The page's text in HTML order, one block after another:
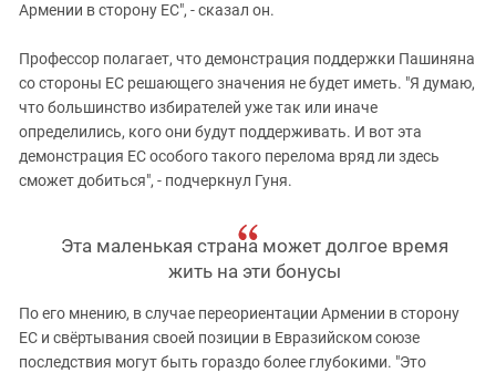
Армении в сторону ЕС", - сказал он.
Профессор полагает, что демонстрация поддержки Пашиняна
со стороны ЕС решающего значения не будет иметь. "Я думаю,
что большинство избирателей уже так или иначе
определились, кого они будут поддерживать. И вот эта
демонстрация ЕС особого такого перелома вряд ли здесь
сможет добиться", - подчеркнул Гуня.
Эта маленькая страна может долгое время
жить на эти бонусы
По его мнению, в случае переориентации Армении в сторону
ЕС и свёртывания своей позиции в Евразийском союзе
последствия могут быть гораздо более глубокими. "Это